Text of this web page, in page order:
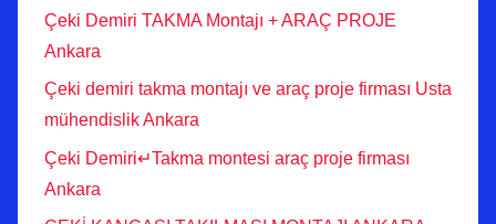
Çeki Demiri TAKMA Montajı + ARAÇ PROJE
Ankara
Çeki demiri takma montajı ve araç proje firması Usta
mühendislik Ankara
Çeki Demiri↵Takma montesi araç proje firması
Ankara